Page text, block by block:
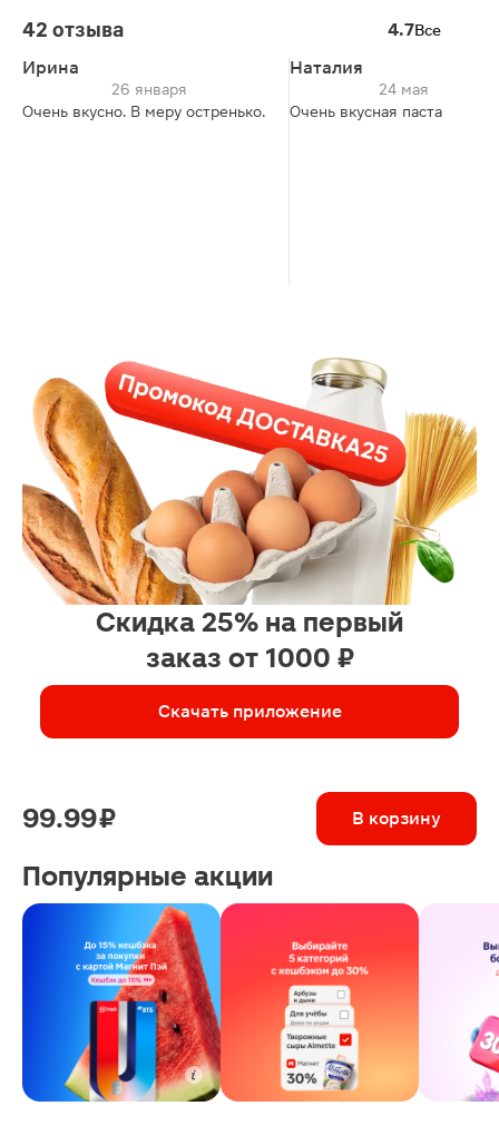
42 отзыва 4.7Все
Ирина
26 января
Очень вкусно. В меру остренько.
Наталия
24 мая
Очень вкусная паста
Скидка 25% на первый
заказ от 1000 ₽
Скачать приложение
99.99 ₽ В корзину
Популярные акции